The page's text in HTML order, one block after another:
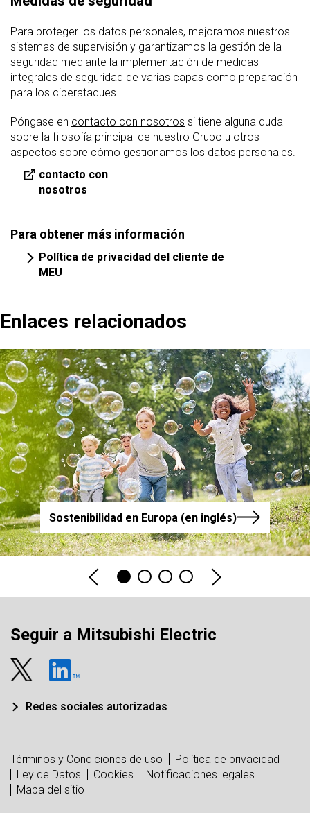
Para proteger los datos personales, mejoramos nuestros
sistemas de supervisión y garantizamos la gestión de la
seguridad mediante la implementación de medidas
integrales de seguridad de varias capas como preparación
para los ciberataques.
Póngase en contacto con nosotros si tiene alguna duda
sobre la filosofía principal de nuestro Grupo u otros
aspectos sobre cómo gestionamos los datos personales.
contacto con
nosotros
Para obtener más información
Política de privacidad del cliente de
MEU
Enlaces relacionados
Sostenibilidad en Europa (en inglés)
Seguir a Mitsubishi Electric
Redes sociales autorizadas
Términos y Condiciones de uso
Política de privacidad
Ley de Datos
Cookies
Notificaciones legales
Mapa del sitio